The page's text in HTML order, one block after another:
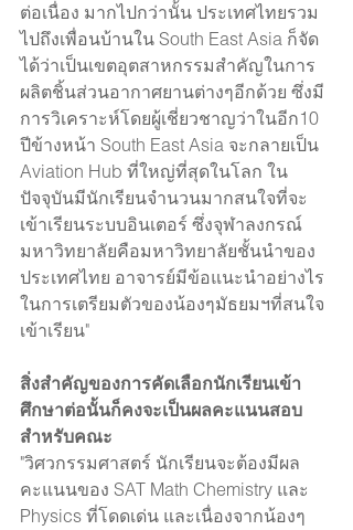
ต่อเนื่อง มากไปกว่านั้น ประเทศไทยรวม
ไปถึงเพื่อนบ้านใน South East Asia ก็จัด
ได้ว่าเป็นเขตอุตสาหกรรมสำคัญในการ
ผลิตชิ้นส่วนอากาศยานต่างๆอีกด้วย ซึ่งมี
การวิเคราะห์โดยผู้เชี่ยวชาญว่าในอีก10
ปีข้างหน้า South East Asia จะกลายเป็น
Aviation Hub ที่ใหญ่ที่สุดในโลก ใน
ปัจจุบันมีนักเรียนจำนวนมากสนใจที่จะ
เข้าเรียนระบบอินเตอร์ ซึ่งจุฬาลงกรณ์
มหาวิทยาลัยคือมหาวิทยาลัยชั้นนำของ
ประเทศไทย อาจารย์มีข้อแนะนำอย่างไร
ในการเตรียมตัวของน้องๆมัธยมฯที่สนใจ
เข้าเรียน"
สิ่งสำคัญของการคัดเลือกนักเรียนเข้า
ศึกษาต่อนั้นก็คงจะเป็นผลคะแนนสอบ
สำหรับคณะ
"วิศวกรรมศาสตร์ นักเรียนจะต้องมีผล
คะแนนของ SAT Math Chemistry และ
Physics ที่โดดเด่น และเนื่องจากน้องๆ